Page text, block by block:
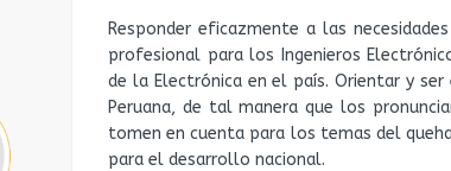
Responder eficazmente a las
profesional para los Ingenieros
de la Electrónica en el país. Orientar y
Peruana, de tal manera que los
tomen en cuenta para los temas del
para el desarrollo nacional.